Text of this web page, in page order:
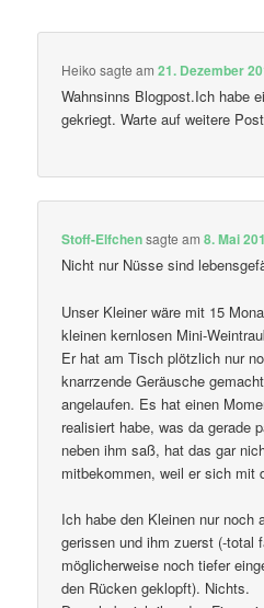
Heiko sagte am21. Dezember
Wahnsinns Blogpost.Ich habe
gekriegt. Warte auf weitere
Stoff-Elfchensagte am8. Mai
Nicht nur Nüsse sind
Unser Kleiner wäre mit 15
kleinen kernlosen Mini-
Er hat am Tisch plötzlich nur
knarrzende Geräusche
angelaufen. Es hat einen
realisiert habe, was da gerade
neben ihm saß, hat das gar
mitbekommen, weil er sich mit
Ich habe den Kleinen nur noch
gerissen und ihm zuerst (-total
möglicherweise noch tiefer
den Rücken geklopft). Nichts.